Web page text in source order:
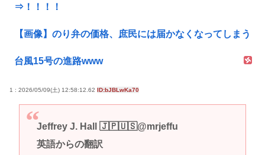
⇒！！！！
【画像】のり弁の価格、庶民には届かなくなってしまう
台風15号の進路www
1 : 2026/05/09(土) 12:58:12.62 ID:bJBLwKa70
Jeffrey J. Hall 🇯🇵🇺🇸@mrjeffu
英語からの翻訳